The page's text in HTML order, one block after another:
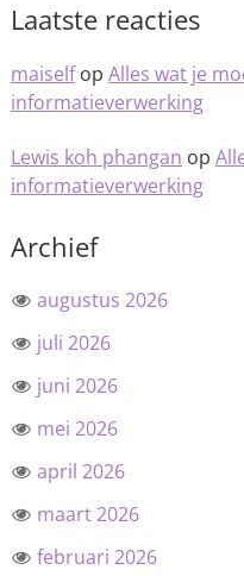
Laatste reacties
maiselfop Alles wat je
informatieverwerking
Lewis koh phangan op
informatieverwerking
Archief
augustus 2026
juli 2026
juni 2026
mei 2026
april 2026
maart 2026
februari 2026